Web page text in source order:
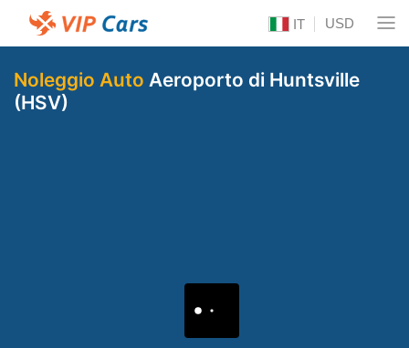
IT USD
Noleggio Auto Aeroporto di Huntsville
(HSV)